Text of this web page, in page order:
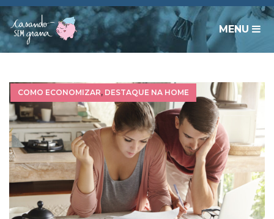
MENU
COMO ECONOMIZAR, DESTAQUE NA HOME